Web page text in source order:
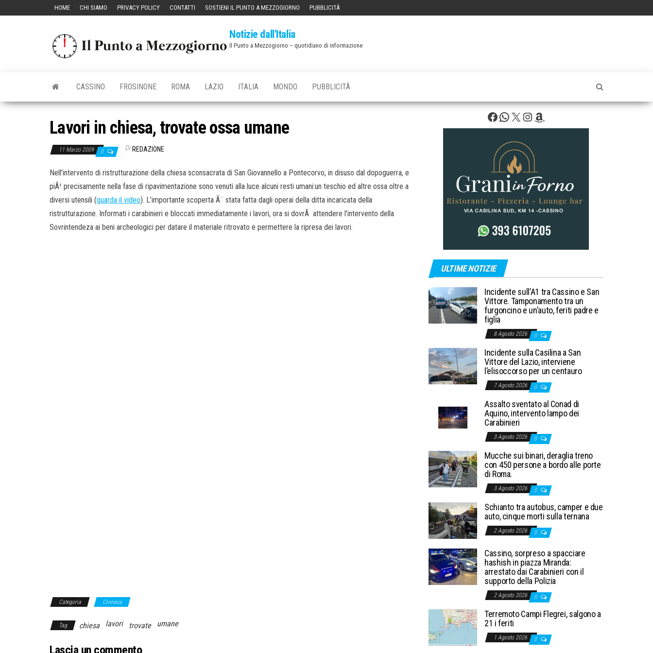
HOME CHI SIAMO PRIVACY POLICY CONTATTI SOSTIENI IL PUNTO A MEZZOGIORNO PUBBLICITÀ
Notizie dall'Italia
Il Punto a Mezzogiorno – quotidiano di informazione
CASSINO FROSINONE ROMA LAZIO ITALIA MONDO PUBBLICITÀ
Lavori in chiesa, trovate ossa umane
11 Marzo 2009 0 Di REDAZIONE
Nell’intervento di ristrutturazione della chiesa sconsacrata di San Giovannello a Pontecorvo, in disuso dal dopoguerra, e
piÃ¹ precisamente nella fase di ripavimentazione sono venuti alla luce alcuni resti umani:un teschio ed altre ossa oltre a
diversi utensili (guarda il video). L’importante scoperta Ã¨ stata fatta dagli operai della ditta incaricata della
ristrutturazione. Informati i carabinieri e bloccati immediatamente i lavori, ora si dovrÃ attendere l’intervento della
Sovrintendeza ai beni archeologici per datare il materiale ritrovato e permettere la ripresa dei lavori.
Categoria Cronaca
Tag chiesa lavori trovate umane
Lascia un commento
Facebook
WhatsApp
X Instagram
Amazon
ULTIME NOTIZIE
Incidente sull’A1 tra Cassino e San
Vittore. Tamponamento tra un
furgoncino e un’auto, feriti padre e
figlia
8 Agosto 2026 0
Incidente sulla Casilina a San
Vittore del Lazio, interviene
l’elisoccorso per un centauro
7 Agosto 2026 0
Assalto sventato al Conad di
Aquino, intervento lampo dei
Carabinieri
3 Agosto 2026 0
Mucche sui binari, deraglia treno
con 450 persone a bordo alle porte
di Roma.
3 Agosto 2026 0
Schianto tra autobus, camper e due
auto, cinque morti sulla ternana
2 Agosto 2026 0
Cassino, sorpreso a spacciare
hashish in piazza Miranda:
arrestato dai Carabinieri con il
supporto della Polizia
2 Agosto 2026 0
Terremoto Campi Flegrei, salgono a
21 i feriti
1 Agosto 2026 0